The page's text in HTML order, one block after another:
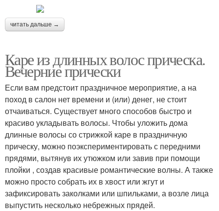
читать дальше →
Каре из длинных волос прическа.
Вечерние прически
Если вам предстоит праздничное мероприятие, а на
поход в салон нет времени и (или) денег, не стоит
отчаиваться. Существует много способов быстро и
красиво укладывать волосы. Чтобы уложить дома
длинные волосы со стрижкой каре в праздничную
прическу, можно поэкспериментировать с передними
прядями, вытянув их утюжком или завив при помощи
плойки , создав красивые романтические волны. А также
можно просто собрать их в хвост или жгут и
зафиксировать заколками или шпильками, а возле лица
выпустить несколько небрежных прядей.